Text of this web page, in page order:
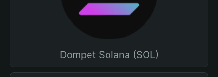
Dompet Solana (SOL)